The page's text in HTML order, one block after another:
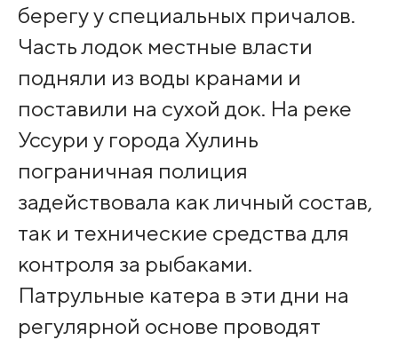
берегу у специальных причалов.
Часть лодок местные власти
подняли из воды кранами и
поставили на сухой док. На реке
Уссури у города Хулинь
пограничная полиция
задействовала как личный состав,
так и технические средства для
контроля за рыбаками.
Патрульные катера в эти дни на
регулярной основе проводят